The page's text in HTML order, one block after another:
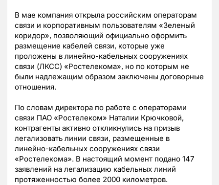
В мае компания открыла российским операторам
связи и корпоративным пользователям «Зеленый
коридор», позволяющий официально оформить
размещение кабелей связи, которые уже
проложены в линейно-кабельных сооружениях
связи (ЛКСС) «Ростелекома», но по которым не
были надлежащим образом заключены договорные
отношения.
По словам директора по работе с операторами
связи ПАО «Ростелеком» Наталии Крючковой,
контрагенты активно откликнулись на призыв
легализовать линии связи, размещенные в
линейно-кабельных сооружениях связи
«Ростелекома». В настоящий момент подано 147
заявлений на легализацию кабельных линий
протяженностью более 2000 километров.